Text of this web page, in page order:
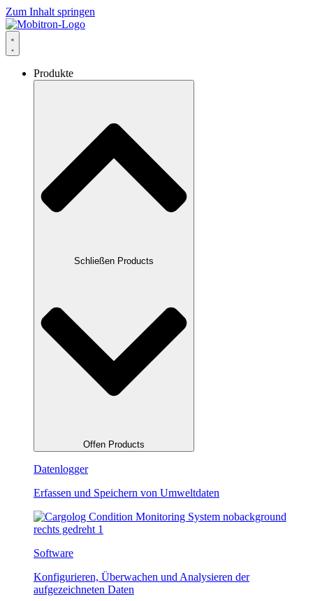
Zum Inhalt springen
Produkte
Schließen Products
Offen Products
Datenlogger
Erfassen und Speichern von Umweltdaten
Software
Konfigurieren, Überwachen und Analysieren der
aufgezeichneten Daten